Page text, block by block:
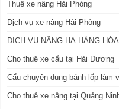
Thuê xe nâng Hải Phòng
Dịch vụ xe nâng Hải Phòng
DỊCH VỤ NÂNG HẠ HÀNG
Cho thuê xe cẩu tại Hải Dương
Cẩu chuyên dụng bánh lốp làm
Cho thuê xe nâng tại Quảng